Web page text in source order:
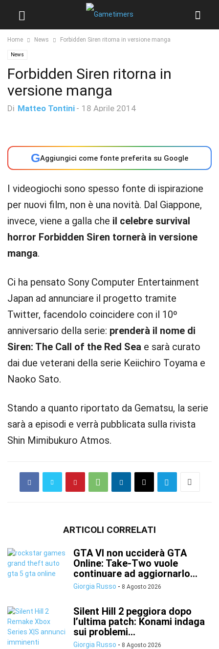
Home News Forbidden Siren ritorna in versione manga
News
Forbidden Siren ritorna in
versione manga
Di Matteo Tontini - 18 Aprile 2014
GAggiungici come fonte preferita su Google
I videogiochi sono spesso fonte di ispirazione
per nuovi film, non è una novità. Dal Giappone,
invece, viene a galla che il celebre survival
horror Forbidden Siren tornerà in versione
manga.
Ci ha pensato Sony Computer Entertainment
Japan ad annunciare il progetto tramite
Twitter, facendolo coincidere con il 10º
anniversario della serie: prenderà il nome di
Siren: The Call of the Red Sea e sarà curato
dai due veterani della serie Keiichiro Toyama e
Naoko Sato.
Stando a quanto riportato da Gematsu, la serie
sarà a episodi e verrà pubblicata sulla rivista
Shin Mimibukuro Atmos.
ARTICOLI CORRELATI
GTA VI non ucciderà GTA
Online: Take-Two vuole
continuare ad aggiornarlo...
Giorgia Russo - 8 Agosto 2026
Silent Hill 2 peggiora dopo
l’ultima patch: Konami indaga
sui problemi...
Giorgia Russo - 8 Agosto 2026